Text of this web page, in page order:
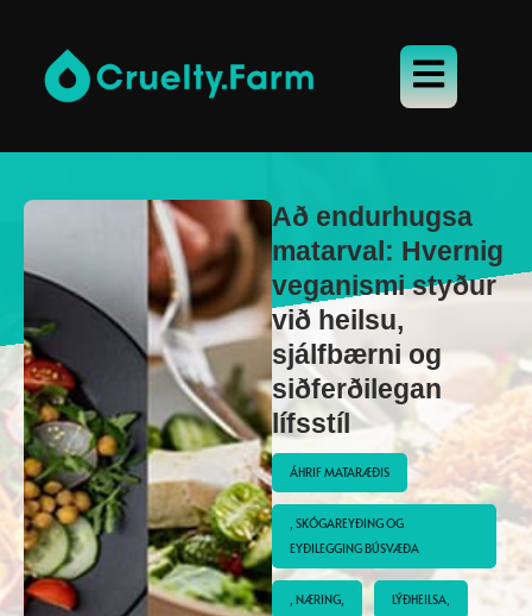
Að endurhugsa
matarval: Hvernig
veganismi styður
við heilsu,
sjálfbærni og
siðferðilegan
lífsstíl
ÁHRIF MATARÆÐIS
, SKÓGAREYÐING OG
EYÐILEGGING BÚSVÆÐA
, NÆRING, LÝÐHEILSA,